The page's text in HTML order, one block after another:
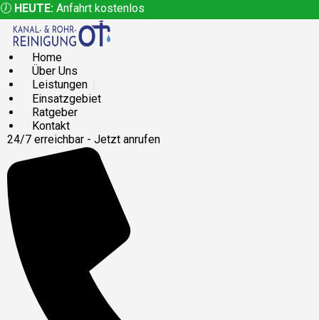
🕖 HEUTE: Anfahrt kostenlos
Home
Über Uns
Leistungen
Einsatzgebiet
Ratgeber
Kontakt
24/7 erreichbar - Jetzt anrufen